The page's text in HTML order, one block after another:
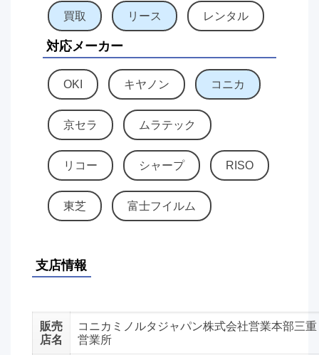
買取 リース レンタル
対応メーカー
OKI キヤノン コニカ
京セラ ムラテック
リコー シャープ RISO
東芝 富士フイルム
支店情報
販売
店名
コニカミノルタジャパン株式会社営業本部三重
営業所